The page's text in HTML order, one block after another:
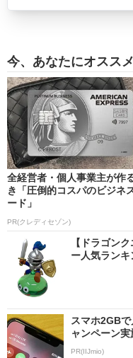
今、あなたにオススメ
全経営者・個人事業主が作
き「圧倒的コスパのビジネ
ード」
PR(クレディセゾン)
【ドラゴン
ー人気ラン
スマホ2GB
ャンペーン実
PR(IIJmio)